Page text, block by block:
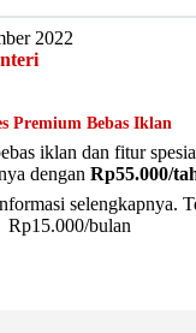
2022
Premium Bebas Iklan
iklan dan fitur
dengan Rp55.000/
selengkapnya.
Rp15.000/bulan